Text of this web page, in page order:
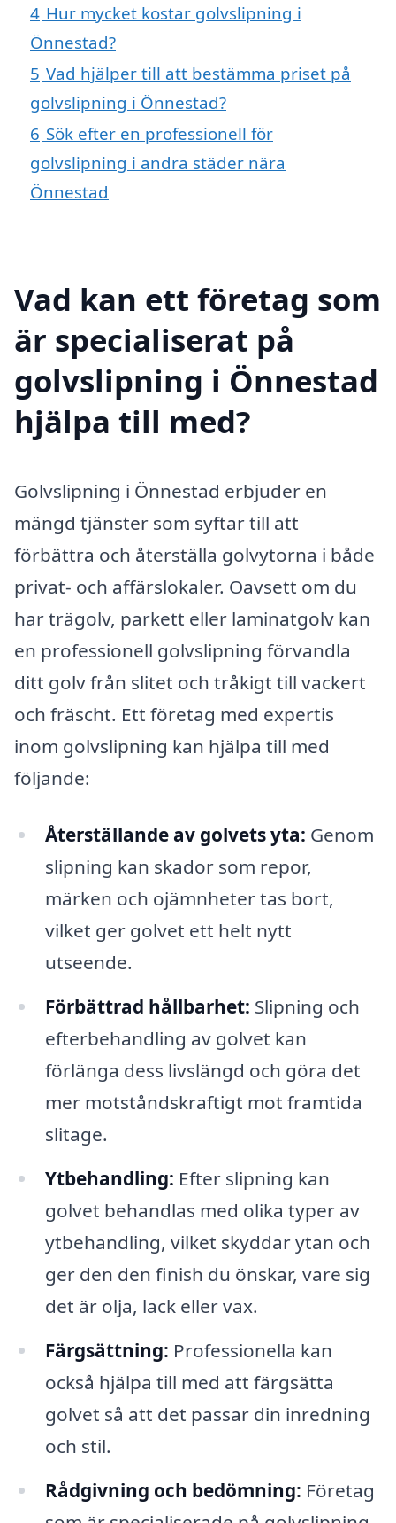
4 Hur mycket kostar golvslipning i
Önnestad?
5 Vad hjälper till att bestämma priset på
golvslipning i Önnestad?
6 Sök efter en professionell för
golvslipning i andra städer nära
Önnestad
Vad kan ett företag som
är specialiserat på
golvslipning i Önnestad
hjälpa till med?
Golvslipning i Önnestad erbjuder en
mängd tjänster som syftar till att
förbättra och återställa golvytorna i både
privat- och affärslokaler. Oavsett om du
har trägolv, parkett eller laminatgolv kan
en professionell golvslipning förvandla
ditt golv från slitet och tråkigt till vackert
och fräscht. Ett företag med expertis
inom golvslipning kan hjälpa till med
följande:
Återställande av golvets yta: Genom
slipning kan skador som repor,
märken och ojämnheter tas bort,
vilket ger golvet ett helt nytt
utseende.
Förbättrad hållbarhet: Slipning och
efterbehandling av golvet kan
förlänga dess livslängd och göra det
mer motståndskraftigt mot framtida
slitage.
Ytbehandling: Efter slipning kan
golvet behandlas med olika typer av
ytbehandling, vilket skyddar ytan och
ger den den finish du önskar, vare sig
det är olja, lack eller vax.
Färgsättning: Professionella kan
också hjälpa till med att färgsätta
golvet så att det passar din inredning
och stil.
Rådgivning och bedömning: Företag